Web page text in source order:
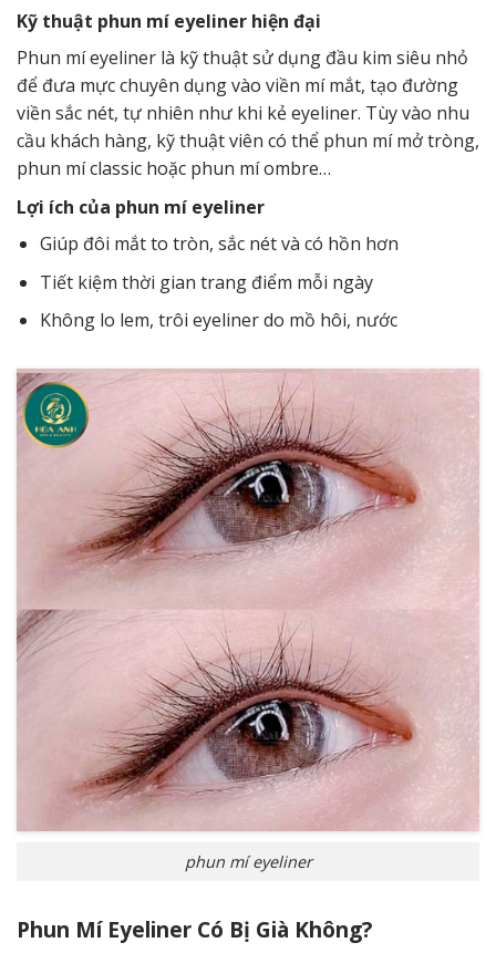
Kỹ thuật phun mí eyeliner hiện đại
Phun mí eyeliner là kỹ thuật sử dụng đầu kim siêu nhỏ
để đưa mực chuyên dụng vào viền mí mắt, tạo đường
viền sắc nét, tự nhiên như khi kẻ eyeliner. Tùy vào nhu
cầu khách hàng, kỹ thuật viên có thể phun mí mở tròng,
phun mí classic hoặc phun mí ombre…
Lợi ích của phun mí eyeliner
Giúp đôi mắt to tròn, sắc nét và có hồn hơn
Tiết kiệm thời gian trang điểm mỗi ngày
Không lo lem, trôi eyeliner do mồ hôi, nước
phun mí eyeliner
Phun Mí Eyeliner Có Bị Già Không?